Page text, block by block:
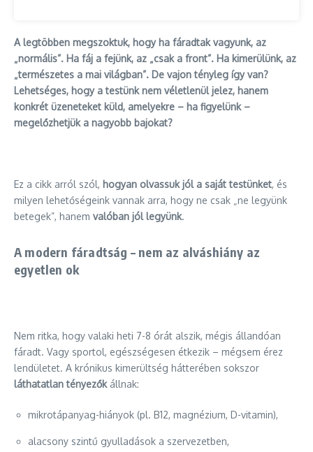
A legtöbben megszoktuk, hogy ha fáradtak vagyunk, az
„normális”. Ha fáj a fejünk, az „csak a front”. Ha kimerülünk, az
„természetes a mai világban”. De vajon tényleg így van?
Lehetséges, hogy a testünk nem véletlenül jelez, hanem
konkrét üzeneteket küld, amelyekre – ha figyelünk –
megelőzhetjük a nagyobb bajokat?
Ez a cikk arról szól, hogyan olvassuk jól a saját testünket, és
milyen lehetőségeink vannak arra, hogy ne csak „ne legyünk
betegek”, hanem valóban jól legyünk.
A modern fáradtság – nem az alváshiány az
egyetlen ok
Nem ritka, hogy valaki heti 7-8 órát alszik, mégis állandóan
fáradt. Vagy sportol, egészségesen étkezik – mégsem érez
lendületet. A krónikus kimerültség hátterében sokszor
láthatatlan tényezőkállnak:
mikrotápanyag-hiányok (pl. B12, magnézium, D-vitamin),
alacsony szintű gyulladások a szervezetben,